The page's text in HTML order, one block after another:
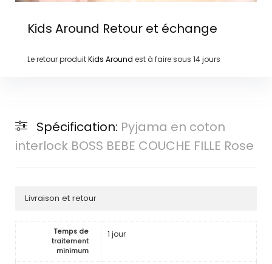
Kids Around Retour et échange
Le retour produitKids Around est à faire sous 14 jours
Spécification: Pyjama en coton
interlock BOSS BEBE COUCHE FILLE Rose
Livraison et retour
Temps de
traitement
minimum
1 jour